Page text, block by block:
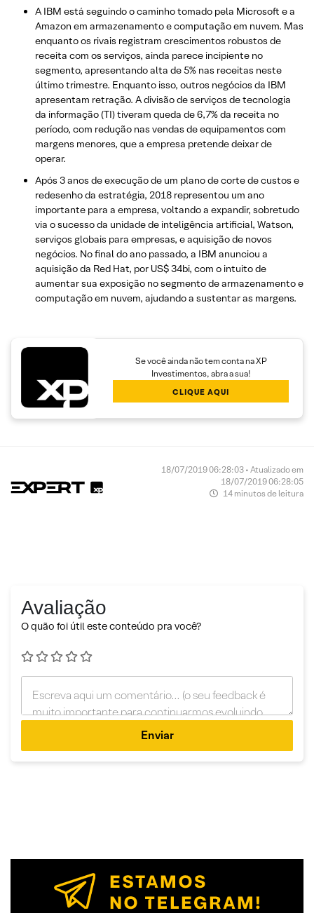
A IBM está seguindo o caminho tomado pela Microsoft e a
Amazon em armazenamento e computação em nuvem. Mas
enquanto os rivais registram crescimentos robustos de
receita com os serviços, ainda parece incipiente no
segmento, apresentando alta de 5% nas receitas neste
último trimestre. Enquanto isso, outros negócios da IBM
apresentam retração. A divisão de serviços de tecnologia
da informação (TI) tiveram queda de 6,7% da receita no
período, com redução nas vendas de equipamentos com
margens menores, que a empresa pretende deixar de
operar.
Após 3 anos de execução de um plano de corte de custos e
redesenho da estratégia, 2018 representou um ano
importante para a empresa, voltando a expandir, sobretudo
via o sucesso da unidade de inteligência artificial, Watson,
serviços globais para empresas, e aquisição de novos
negócios. No final do ano passado, a IBM anunciou a
aquisição da Red Hat, por US$ 34bi, com o intuito de
aumentar sua exposição no segmento de armazenamento e
computação em nuvem, ajudando a sustentar as margens.
Se você ainda não tem conta na XP
Investimentos, abra a sua!
CLIQUE AQUI
18/07/2019 06:28:03 • Atualizado em
18/07/2019 06:28:05
14 minutos de leitura
Avaliação
O quão foi útil este conteúdo pra você?
Enviar